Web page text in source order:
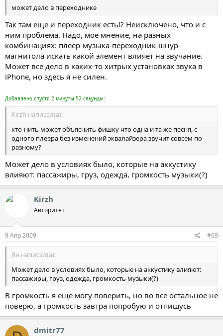
может дело в переходнике
Так там еще и переходник есть!? Неисключено, что и с
ним проблема. Надо, мое мнение, на разных
комбинациях: плеер-музыка-переходник-шнур-
магнитола искать какой элемент влияет на звучание.
Может все дело в каких-то хитрых установках звука в
iPhone, но здесь я не силен.
Добавлено спустя 2 минуты 52 секунды:
Kirzh написал(а):
кто-нить может объяснить фишку что одна и та же песня, с
одного плеера без изменений эквалайзера звучит совсем по
разному?
Может дело в условиях было, которые на аккустику
влияют: пассажиры, груз, одежда, громкость музыки(?)
Kirzh
Авторитет
9 Апр 2009 #69
Ян написал(а):
Может дело в условиях было, которые на аккустику влияют:
пассажиры, груз, одежда, громкость музыки(?)
В громкость я еще могу поверить, но во все остальное не
поверю, а громкость завтра попробую и отпишусь
dmitr77